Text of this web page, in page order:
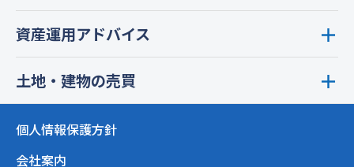
資産運用アドバイス
土地・建物の売買
個人情報保護方針
会社案内